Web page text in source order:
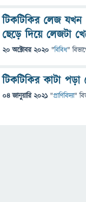
টিকটিকির লেজ যখন
ছেড়ে দিয়ে লেজটা
20 অক্টোবর 2020 "বিবিধ"
টিকটিকির কাটা
04 জানুয়ারি 2021 "প্রাণিবিদ্যা"